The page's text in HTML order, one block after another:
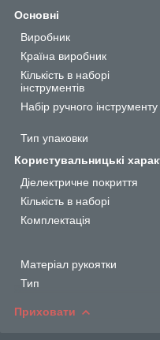
Основні
Виробник
Країна виробник
Кількість в наборі
інструментів
Набір ручного інструменту
Тип упаковки
Користувальницькі
Діелектричне покриття
Кількість в наборі
Комплектація
Матеріал рукоятки
Тип
Приховати